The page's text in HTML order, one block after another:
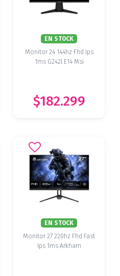
EN STOCK
Monitor 24 144hz Fhd Ips
1ms G242l E14 Msi
$182.299
EN STOCK
Monitor 27 220hz Fhd Fast
Ips 1ms Arkham